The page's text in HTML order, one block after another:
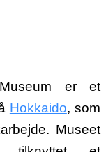
er et
Hokkaido, som
Museet